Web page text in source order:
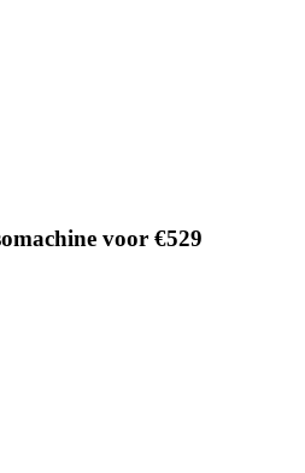
voor €529